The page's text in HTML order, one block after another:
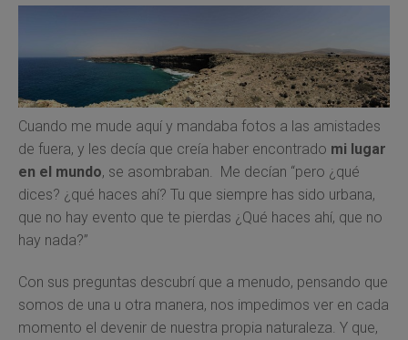
Cuando me mude aquí y mandaba fotos a las amistades
de fuera, y les decía que creía haber encontrado mi lugar
en el mundo, se asombraban. Me decían “pero ¿qué
dices? ¿qué haces ahí? Tu que siempre has sido urbana,
que no hay evento que te pierdas ¿Qué haces ahí, que no
hay nada?”
Con sus preguntas descubrí que a menudo, pensando que
somos de una u otra manera, nos impedimos ver en cada
momento el devenir de nuestra propia naturaleza. Y que,